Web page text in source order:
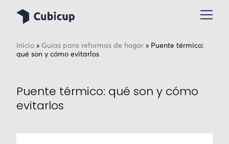
Inicio » Guías para reformas de hogar » Puente térmico:
qué son y cómo evitarlos
Puente térmico: qué son y cómo
evitarlos